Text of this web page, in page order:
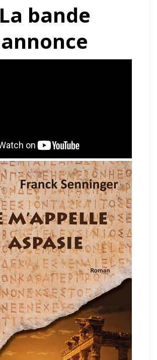
La bande
annonce